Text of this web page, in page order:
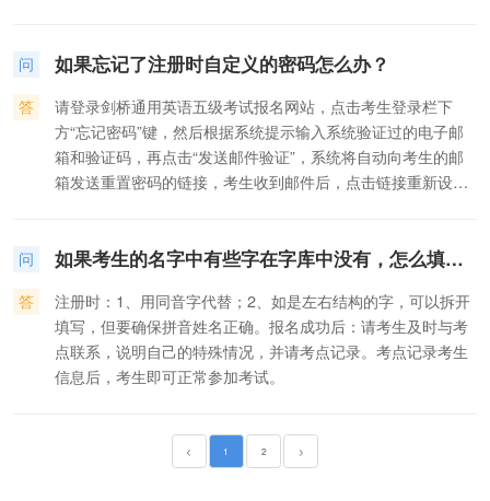
内获得由剑桥大学考试委员会ESOL考试中心颁发的证书。
问 如果忘记了注册时自定义的密码怎么办？
答
请登录剑桥通用英语五级考试报名网站，点击考生登录栏下
方“忘记密码”键，然后根据系统提示输入系统验证过的电子邮
箱和验证码，再点击“发送邮件验证”，系统将自动向考生的邮
箱发送重置密码的链接，考生收到邮件后，点击链接重新设置
问 如果考生的名字中有些字在字库中没有，怎么填写？
答
注册时：1、用同音字代替；2、如是左右结构的字，可以拆开
填写，但要确保拼音姓名正确。报名成功后：请考生及时与考
点联系，说明自己的特殊情况，并请考点记录。考点记录考生
信息后，考生即可正常参加考试。
< 1 2 >